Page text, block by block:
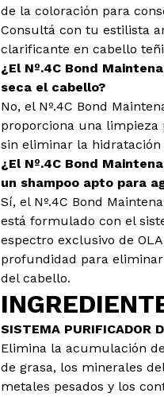
de la coloración para
Consultá con tu estilista
clarificante en cabello
¿El Nº.4C Bond
seca el cabello?
No, el Nº.4C Bond
proporciona una
sin eliminar la hidratación
¿El Nº.4C Bond
un shampoo apto para
Sí, el Nº.4C Bond
está formulado con el
espectro exclusivo de
profundidad para
del cabello.
SISTEMA PURIFICADOR
Elimina la acumulación
de grasa, los minerales
metales pesados y los